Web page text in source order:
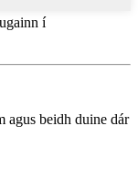
í
agus beidh duine dár